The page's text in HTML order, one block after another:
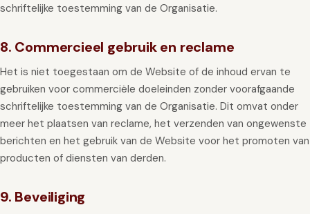
schriftelijke toestemming van de Organisatie.
8. Commercieel gebruik en reclame
Het is niet toegestaan om de Website of de inhoud ervan te
gebruiken voor commerciële doeleinden zonder voorafgaande
schriftelijke toestemming van de Organisatie. Dit omvat onder
meer het plaatsen van reclame, het verzenden van ongewenste
berichten en het gebruik van de Website voor het promoten van
producten of diensten van derden.
9. Beveiliging